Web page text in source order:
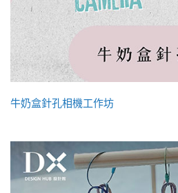
牛奶盒針孔相機工作坊